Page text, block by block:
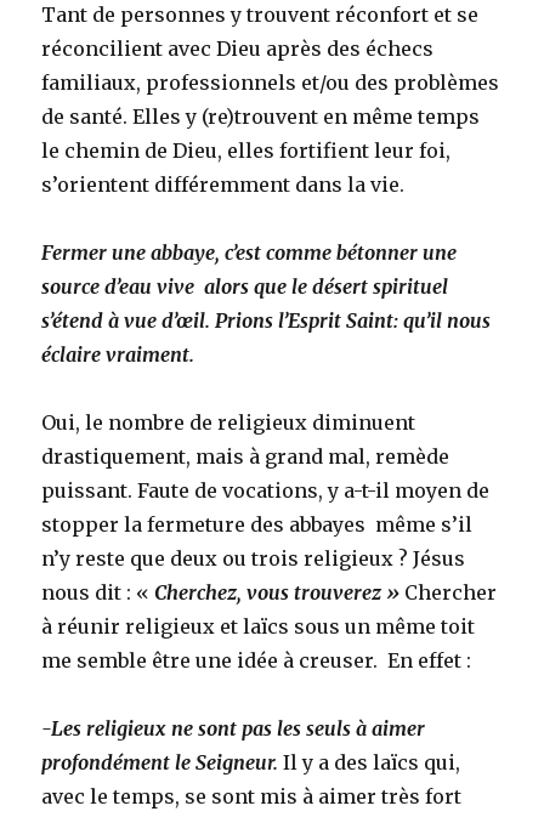
Tant de personnes y trouvent réconfort et se
réconcilient avec Dieu après des échecs
familiaux, professionnels et/ou des problèmes
de santé. Elles y (re)trouvent en même temps
le chemin de Dieu, elles fortifient leur foi,
s’orientent différemment dans la vie.
Fermer une abbaye, c’est comme bétonner une
source d’eau vive alors que le désert spirituel
s’étend à vue d’œil. Prions l’Esprit Saint: qu’il nous
éclaire vraiment.
Oui, le nombre de religieux diminuent
drastiquement, mais à grand mal, remède
puissant. Faute de vocations, y a-t-il moyen de
stopper la fermeture des abbayes même s’il
n’y reste que deux ou trois religieux ? Jésus
nous dit : « Cherchez, vous trouverez » Chercher
à réunir religieux et laïcs sous un même toit
me semble être une idée à creuser. En effet :
-Les religieux ne sont pas les seuls à aimer
profondément le Seigneur.Il y a des laïcs qui,
avec le temps, se sont mis à aimer très fort